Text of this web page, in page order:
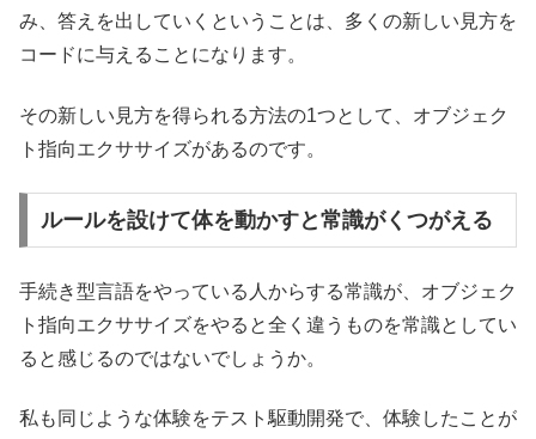
み、答えを出していくということは、多くの新しい見方を
コードに与えることになります。
その新しい見方を得られる方法の1つとして、オブジェク
ト指向エクササイズがあるのです。
ルールを設けて体を動かすと常識がくつがえる
手続き型言語をやっている人からする常識が、オブジェク
ト指向エクササイズをやると全く違うものを常識としてい
ると感じるのではないでしょうか。
私も同じような体験をテスト駆動開発で、体験したことが